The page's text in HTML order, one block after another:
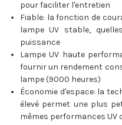
pour faciliter l'entretien
Fiable: la fonction de
lampe UV stable,
puissance
Lampe UV haute
fournir un rendement
lampe (9000 heures)
Économie d'espace: la
élevé permet une plus
mêmes performances UV